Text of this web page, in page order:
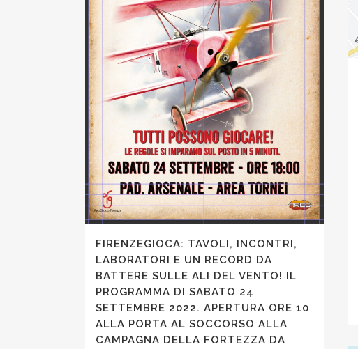
FIRENZEGIOCA: TAVOLI, INCONTRI,
LABORATORI E UN RECORD DA
BATTERE SULLE ALI DEL VENTO! IL
PROGRAMMA DI SABATO 24
SETTEMBRE 2022. APERTURA ORE 10
ALLA PORTA AL SOCCORSO ALLA
CAMPAGNA DELLA FORTEZZA DA